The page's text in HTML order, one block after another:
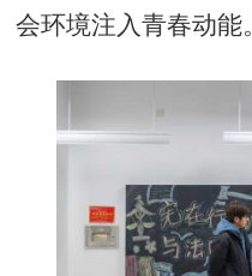
会环境注入青春动能